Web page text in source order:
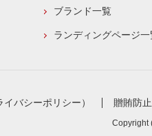
ブランド一覧
ランディングページ一
バシーポリシー） 贈賄防
Copyright